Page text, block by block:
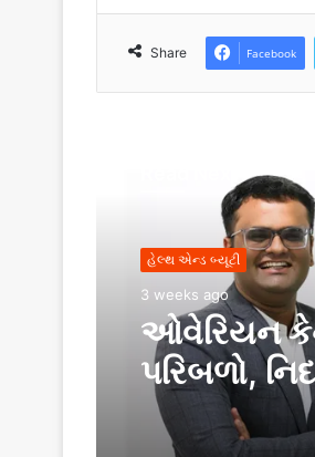
Share Facebook
હેલ્થ એન્ડ બ્યૂટી
3 weeks ago
ઓવેરિયન
પરિબળો,